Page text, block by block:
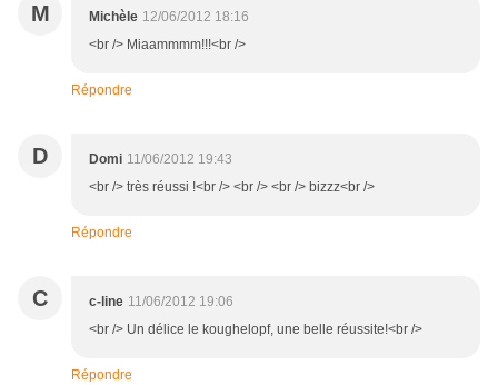
M Michèle 12/06/2012 18:16
<br /> Miaammmm!!!<br />
Répondre
D Domi 11/06/2012 19:43
<br /> très réussi !<br /> <br /> <br /> bizzz<br />
Répondre
C c-line 11/06/2012 19:06
<br /> Un délice le koughelopf, une belle réussite!<br />
Répondre